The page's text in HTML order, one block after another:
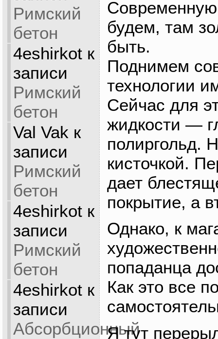
Римский
бетон
4eshirkotк
записи
Римский
бетон
Val Vak к
записи
Римский
бетон
4eshirkotк
записи
Римский
бетон
4eshirkotк
записи
Абсорбционный
Современную
будем, там
быть.
Поднимем
технологии
Сейчас для
жидкости —
полиргольд.
кисточкой.
дает
покрытие, а
Однако, к
попаданца
Как это все
Я тут